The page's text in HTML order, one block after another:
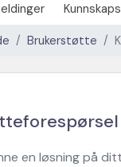
Brukerstøtte
en løsning på